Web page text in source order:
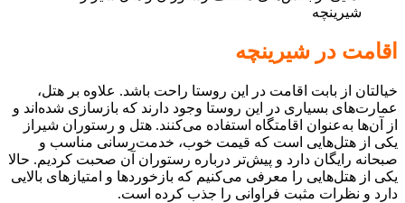
شیرینچه
اقامت در شیرینچه
خیالتان از بابت اقامت در این روستا راحت باشد. علاوه بر هتل،
عمارت‌های بسیاری در این روستا وجود دارند که بازسازی شده‌اند و
از آن‌ها به‌عنوان اقامتگاه استفاده می‌کنند. هتل و رستوران شیراز
یکی از هتل‌هایی است که قیمت خوب، خدمت‌رسانی مناسب و
صبحانه رایگان دارد و پیش‌تر درباره رستوران آن صحبت کردیم. حالا
یکی از هتل‌هایی را معرفی می‌کنیم که بازخوردها و امتیازهای بالایی
دارد و نظرات مثبت فراوانی را جذب کرده است.